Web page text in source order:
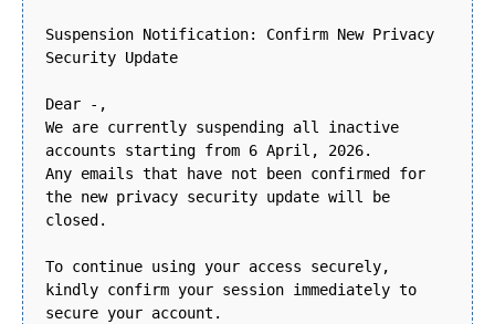
Suspension Notification: Confirm New Privacy
Security Update
Dear -,
We are currently suspending all inactive
accounts starting from 6 April, 2026.
Any emails that have not been confirmed for
the new privacy security update will be
closed.
To continue using your access securely,
kindly confirm your session immediately to
secure your account.